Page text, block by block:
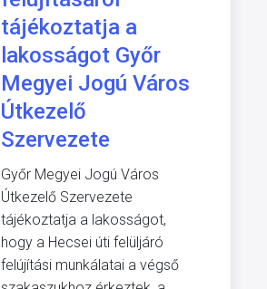
tájékoztatja a
lakosságot Győr
Megyei Jogú Város
Útkezelő
Szervezete
Győr Megyei Jogú Város
Útkezelő Szervezete
tájékoztatja a lakosságot,
hogy a Hecsei úti felüljáró
felújítási munkálatai a végső